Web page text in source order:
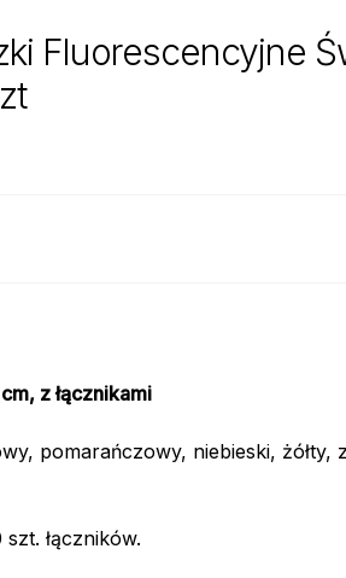
Fluorescencyjne
z łącznikami
pomarańczowy, niebieski, żółty,
łączników.